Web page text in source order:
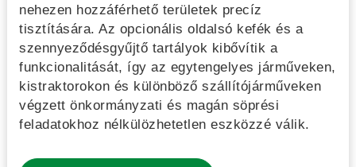
nehezen hozzáférhető területek precíz
tisztítására. Az opcionális oldalsó kefék és a
szennyeződésgyűjtő tartályok kibővítik a
funkcionalitását, így az egytengelyes járműveken,
kistraktorokon és különböző szállítójárműveken
végzett önkormányzati és magán söprési
feladatokhoz nélkülözhetetlen eszközzé válik.